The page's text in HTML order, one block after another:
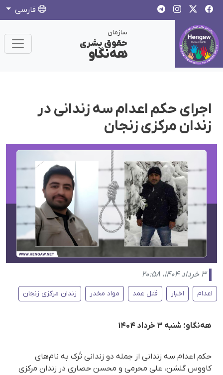
فارسی
سازمان
حقوق بشری
هەنگاو
اجرای حکم اعدام سه زندانی در
زندان مرکزی زنجان
۳ خرداد ۱۴۰۴، ۲۰:۵۸
اعدام اخبار قتل عمد مواد مخدر زندان مرکزی زنجان
هه‌نگاو؛ شنبه ۳ خرداد ۱۴۰۴
حکم اعدام سه زندانی از جمله دو زندانی تُرک به نام‌های
کاووس گلشن، علی محرمی و محسن حصاری در زندان مرکزی